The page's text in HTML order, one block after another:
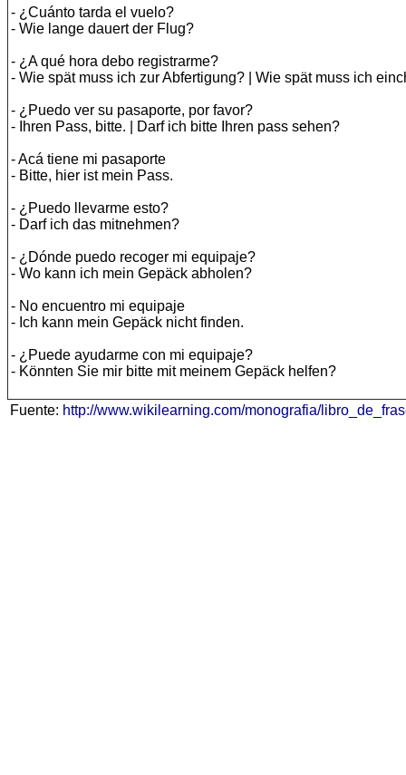
- ¿Cuánto tarda el vuelo?
- Wie lange dauert der Flug?
- ¿A qué hora debo registrarme?
- Wie spät muss ich zur Abfertigung? | Wie spät muss ich
- ¿Puedo ver su pasaporte, por favor?
- Ihren Pass, bitte. | Darf ich bitte Ihren pass sehen?
- Acá tiene mi pasaporte
- Bitte, hier ist mein Pass.
- ¿Puedo llevarme esto?
- Darf ich das mitnehmen?
- ¿Dónde puedo recoger mi equipaje?
- Wo kann ich mein Gepäck abholen?
- No encuentro mi equipaje
- Ich kann mein Gepäck nicht finden.
- ¿Puede ayudarme con mi equipaje?
- Könnten Sie mir bitte mit meinem Gepäck helfen?
Fuente: http://www.wikilearning.com/monografia/